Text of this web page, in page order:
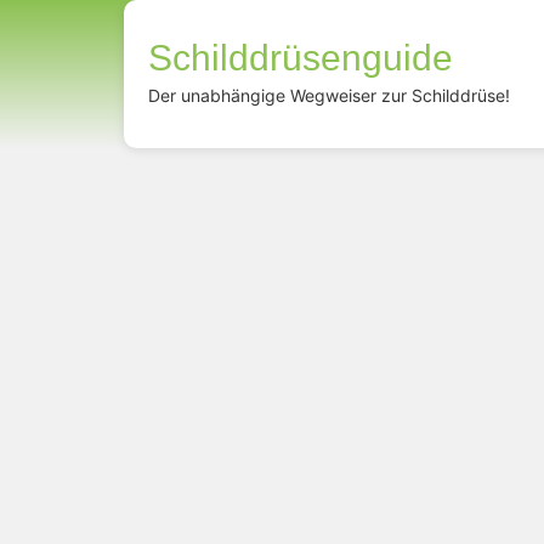
Schilddrüsenguide
Der unabhängige Wegweiser zur Schilddrüse!